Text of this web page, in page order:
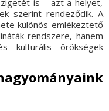
is – azt a helyet,
szerint rendeződik. A
különös emlékeztető
rendszere, hanem
kulturális örökségek